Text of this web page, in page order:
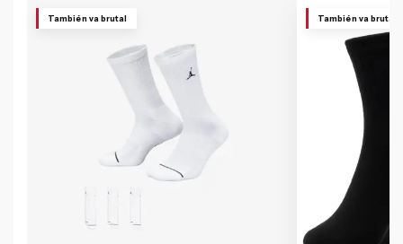
También va brutal También va brutal